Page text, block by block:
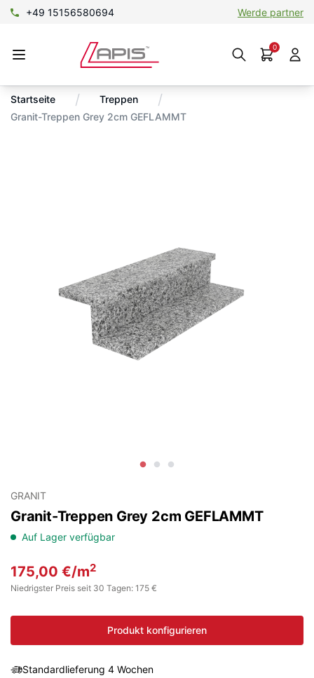
+49 15156580694 Werde partner
0
Startseite / Treppen /
Granit-Treppen Grey 2cm GEFLAMMT
GRANIT
Granit-Treppen Grey 2cm GEFLAMMT
Auf Lager verfügbar
175,00 €/m2
Niedrigster Preis seit 30 Tagen: 175 €
Produkt konfigurieren
Standardlieferung 4 Wochen